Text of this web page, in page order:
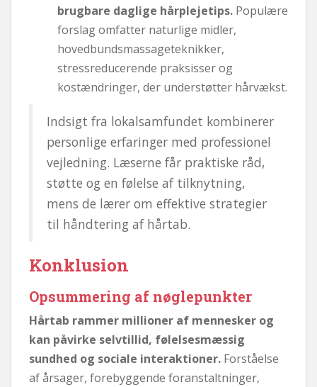
brugbare daglige hårplejetips. Populære
forslag omfatter naturlige midler,
hovedbundsmassageteknikker,
stressreducerende praksisser og
kostændringer, der understøtter hårvækst.
Indsigt fra lokalsamfundet kombinerer
personlige erfaringer med professionel
vejledning. Læserne får praktiske råd,
støtte og en følelse af tilknytning,
mens de lærer om effektive strategier
til håndtering af hårtab.
Konklusion
Opsummering af nøglepunkter
Hårtab rammer millioner af mennesker og
kan påvirke selvtillid, følelsesmæssig
sundhed og sociale interaktioner. Forståelse
af årsager, forebyggende foranstaltninger,